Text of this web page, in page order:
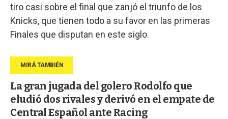
tiro casi sobre el final que zanjó el triunfo de los
Knicks, que tienen todo a su favor en las primeras
Finales que disputan en este siglo.
La gran jugada del golero Rodolfo que
eludió dos rivales y derivó en el empate de
Central Español ante Racing